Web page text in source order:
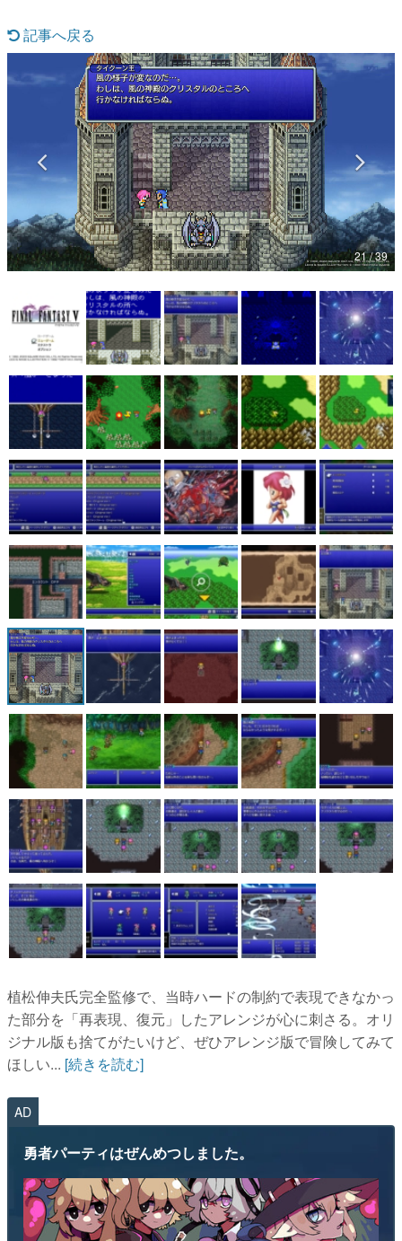
なんでゲームは面白い？
ゲーム開発者・hamatsu氏がゲームの魅力を画面や操作の
具体的な形から解き明かしていく、硬派で骨太な評論連載
です。
ゲームが変えた日本語
「経験値」「裏技」「ラスボス」… ゲームにまつわる言葉
の起源や用法の変遷を、コンピューター文化史研究家・タ
イニーP氏が徹底調査。
カテゴリ
特集記事
女性向け
アプリレビュー
その他
電ファミニコゲーマーとは？
運営：株式会社マレ
記事へ戻る
21 / 39
植松伸夫氏完全監修で、当時ハードの制約で表現できなかっ
た部分を「再表現、復元」したアレンジが心に刺さる。オリ
ジナル版も捨てがたいけど、ぜひアレンジ版で冒険してみて
ほしい... [続きを読む]
AD
勇者パーティはぜんめつしました。